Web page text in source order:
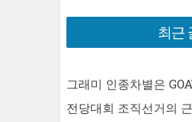
최근
그래미 인종차별은
전당대회 조직선거의